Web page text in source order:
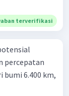
terverifikasi
percepatan
bumi 6.400 km,